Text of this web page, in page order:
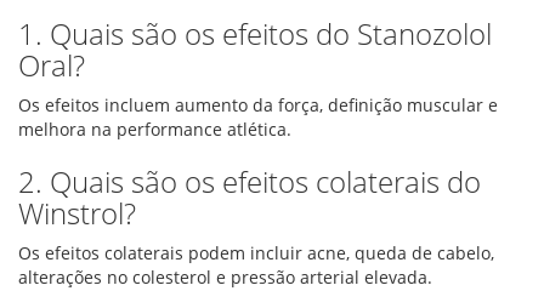
1. Quais são os efeitos do Stanozolol
Oral?
Os efeitos incluem aumento da força, definição muscular e
melhora na performance atlética.
2. Quais são os efeitos colaterais do
Winstrol?
Os efeitos colaterais podem incluir acne, queda de cabelo,
alterações no colesterol e pressão arterial elevada.